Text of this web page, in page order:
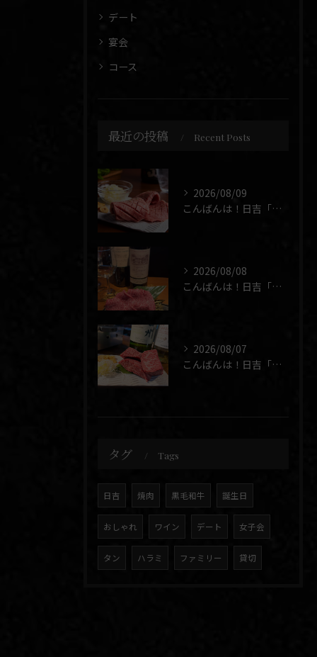
デート
宴会
コース
最近の投稿 Recent Posts
2026/08/09
こんばんは！日吉「焼肉 煉」です🥩
2026/08/08
こんばんは！日吉「焼肉 煉」です🥩
2026/08/07
こんばんは！日吉「焼肉 煉」です🥩
タグ Tags
日吉 焼肉 黒毛和牛 誕生日
おしゃれ ワイン デート 女子会
タン ハラミ ファミリー 貸切